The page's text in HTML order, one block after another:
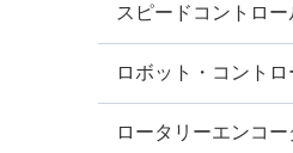
スピードコントロ
ロボット・コント
ロータリーエンコ